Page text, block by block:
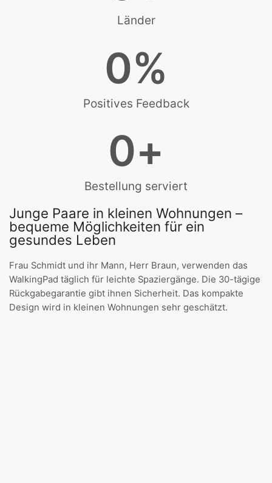
Länder
Positives Feedback
0%
Bestellung serviert
0+
Junge Paare in kleinen Wohnungen –
bequeme Möglichkeiten für ein
gesundes Leben
Frau Schmidt und ihr Mann, Herr Braun, verwenden das
WalkingPad täglich für leichte Spaziergänge. Die 30-tägige
Rückgabegarantie gibt ihnen Sicherheit. Das kompakte
Design wird in kleinen Wohnungen sehr geschätzt.